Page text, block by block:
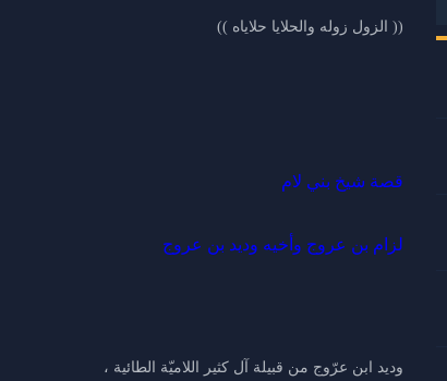
(( الزول زوله والحلايا حلاياه ))
قصة شيخ بني لام
لزام بن عروج وأخيه وديد بن عروج
وديد ابن عرّوج من قبيلة آل كثير اللاميّة الطائية ،